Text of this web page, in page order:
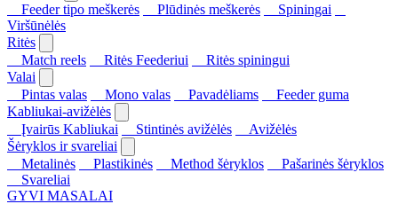
Feeder tipo meškerės
Plūdinės meškerės
Spiningai
Viršūnėlės
Ritės
Match reels
Ritės Feederiui
Ritės spiningui
Valai
Pintas valas
Mono valas Pavadėliams
Feeder guma
Kabliukai-avižėlės
Įvairūs Kabliukai
Stintinės avižėlės
Avižėlės
Šėryklos ir svareliai
Metalinės
Plastikinės Method šėryklos
Pašarinės šėryklos
Svareliai
GYVI MASALAI